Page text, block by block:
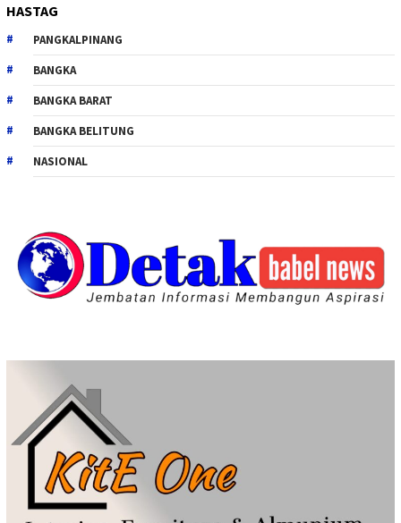
HASTAG
PANGKALPINANG
BANGKA
BANGKA BARAT
BANGKA BELITUNG
NASIONAL